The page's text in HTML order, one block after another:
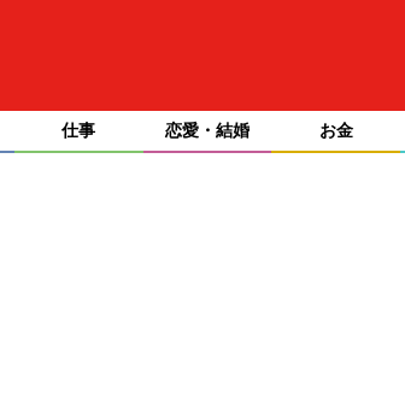
仕事 恋愛・結婚 お金